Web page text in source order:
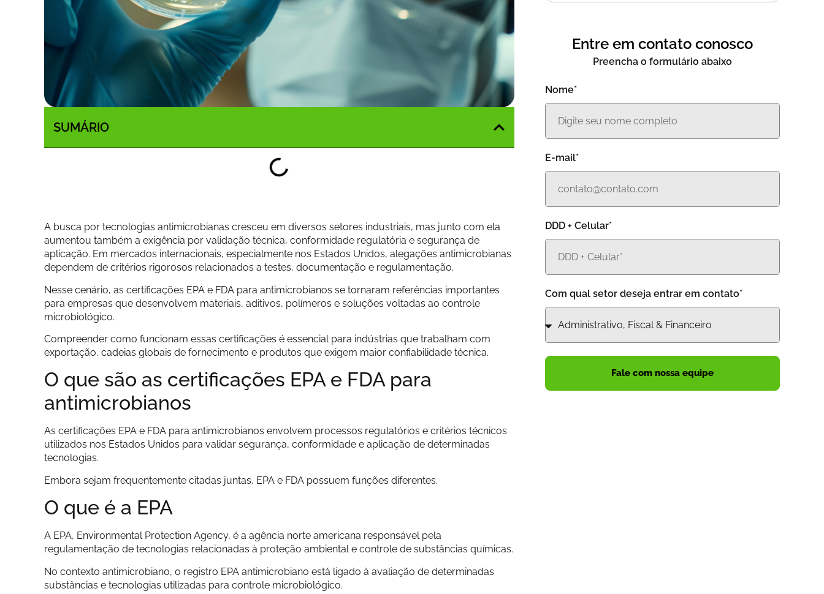
SUMÁRIO
A busca por tecnologias antimicrobianas cresceu em diversos setores industriais, mas junto com ela
aumentou também a exigência por validação técnica, conformidade regulatória e segurança de
aplicação. Em mercados internacionais, especialmente nos Estados Unidos, alegações antimicrobianas
dependem de critérios rigorosos relacionados a testes, documentação e regulamentação.
Nesse cenário, as certificações EPA e FDA para antimicrobianos se tornaram referências importantes
para empresas que desenvolvem materiais, aditivos, polímeros e soluções voltadas ao controle
microbiológico.
Compreender como funcionam essas certificações é essencial para indústrias que trabalham com
exportação, cadeias globais de fornecimento e produtos que exigem maior confiabilidade técnica.
O que são as certificações EPA e FDA para
antimicrobianos
As certificações EPA e FDA para antimicrobianos envolvem processos regulatórios e critérios técnicos
utilizados nos Estados Unidos para validar segurança, conformidade e aplicação de determinadas
tecnologias.
Embora sejam frequentemente citadas juntas, EPA e FDA possuem funções diferentes.
O que é a EPA
A EPA, Environmental Protection Agency, é a agência norte americana responsável pela
regulamentação de tecnologias relacionadas à proteção ambiental e controle de substâncias químicas.
No contexto antimicrobiano, o registro EPA antimicrobiano está ligado à avaliação de determinadas
substâncias e tecnologias utilizadas para controle microbiológico.
Entre em contato conosco
Preencha o formulário abaixo
Nome*
E-mail*
DDD + Celular*
Com qual setor deseja entrar em contato*
Fale com nossa equipe